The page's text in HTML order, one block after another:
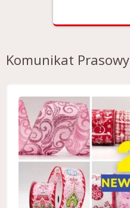
Komunikat Prasowy